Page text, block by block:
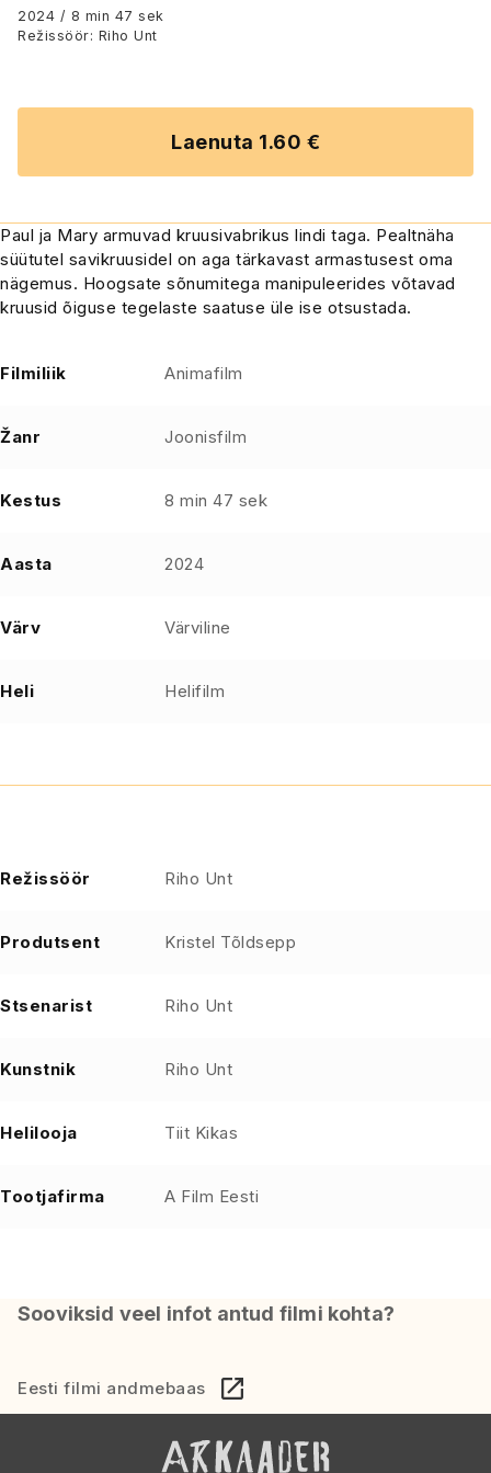
2024 / 8 min 47 sek
Režissöör: Riho Unt
Laenuta 1.60 €
Paul ja Mary armuvad kruusivabrikus lindi taga. Pealtnäha
süütutel savikruusidel on aga tärkavast armastusest oma
nägemus. Hoogsate sõnumitega manipuleerides võtavad
kruusid õiguse tegelaste saatuse üle ise otsustada.
Filmiliik Animafilm
Žanr Joonisfilm
Kestus 8 min 47 sek
Aasta 2024
Värv Värviline
Heli Helifilm
Režissöör Riho Unt
Produtsent Kristel Tõldsepp
Stsenarist Riho Unt
Kunstnik Riho Unt
Helilooja Tiit Kikas
Tootjafirma A Film Eesti
Sooviksid veel infot antud filmi kohta?
Eesti filmi andmebaas